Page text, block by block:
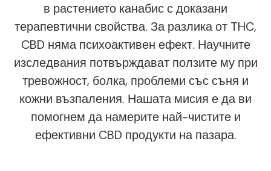
в растението канабис с доказани
терапевтични свойства. За разлика от THC,
CBD няма психоактивен ефект. Научните
изследвания потвърждават ползите му при
тревожност, болка, проблеми със съня и
кожни възпаления. Нашата мисия е да ви
помогнем да намерите най-чистите и
ефективни CBD продукти на пазара.